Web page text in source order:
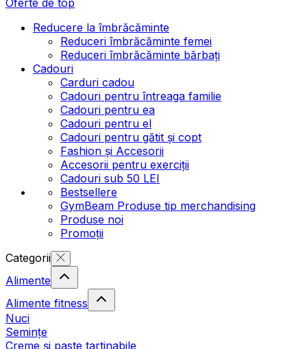
Reducere la îmbrăcăminte
Reduceri îmbrăcăminte femei
Reduceri îmbrăcăminte bărbați
Cadouri
Carduri cadou
Cadouri pentru întreaga familie
Cadouri pentru ea
Cadouri pentru el
Cadouri pentru gătit și copt
Fashion și Accesorii
Accesorii pentru exerciții
Cadouri sub 50 LEI
Bestsellere
GymBeam Produse tip merchandising
Produse noi
Promoții
Categorii
Alimente
Alimente fitness
Nuci
Semințe
Creme și paste tartinabile